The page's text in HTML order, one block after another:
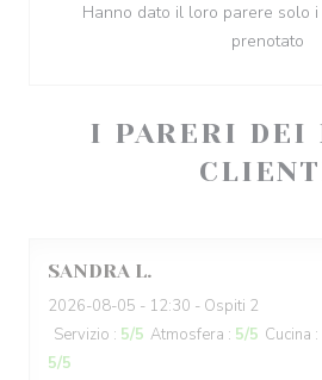
I PARERI DEI
SANDRA L
2026-08-05 - 12:30 - Ospiti 2
Servizio : 5/5 Atmosfera : 5/5 Cucina :
5/5
Hanno dato il loro parere solo
prenotato